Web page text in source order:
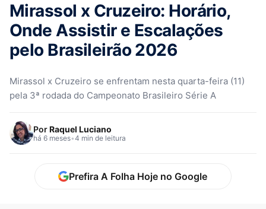
Mirassol x Cruzeiro: Horário,
Onde Assistir e Escalações
pelo Brasileirão 2026
Mirassol x Cruzeiro se enfrentam nesta quarta-feira (11)
pela 3ª rodada do Campeonato Brasileiro Série A
PorRaquel Luciano
há 6 meses•4 min de leitura
Prefira A Folha Hoje no Google